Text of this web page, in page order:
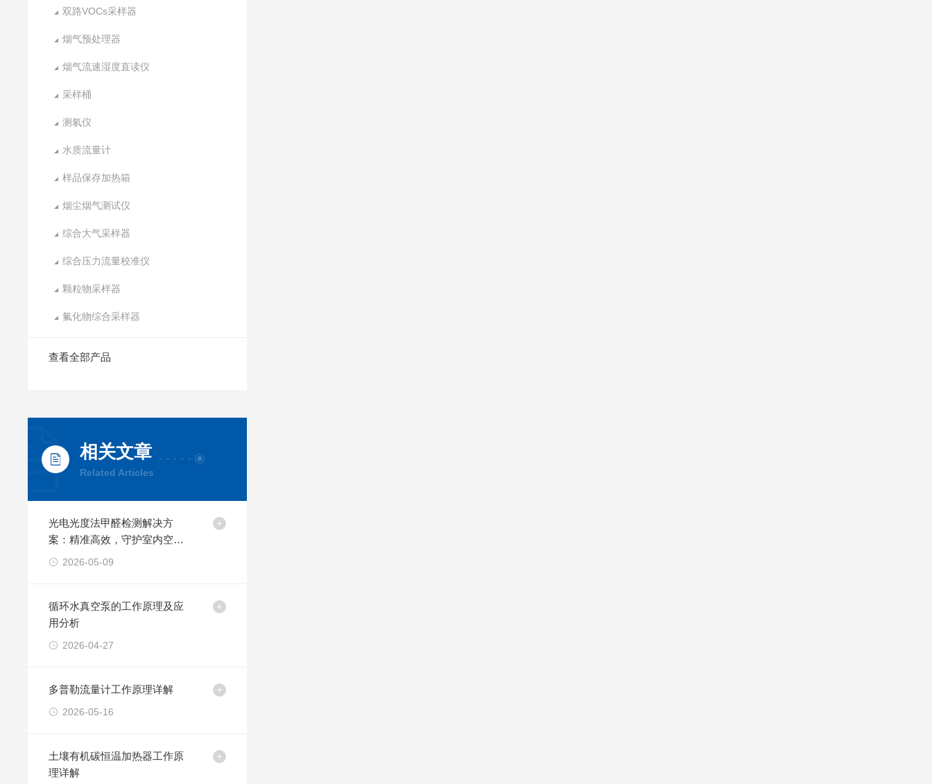
双路VOCs采样器
烟气预处理器
烟气流速湿度直读仪
采样桶
测氡仪
水质流量计
样品保存加热箱
烟尘烟气测试仪
综合大气采样器
综合压力流量校准仪
颗粒物采样器
氟化物综合采样器
查看全部产品
相关文章
Related Articles
光电光度法甲醛检测解决方
案：精准高效，守护室内空气
安全2026-05-09
循环水真空泵的工作原理及应
用分析
2026-04-27
多普勒流量计工作原理详解
2026-05-16
土壤有机碳恒温加热器工作原
理详解